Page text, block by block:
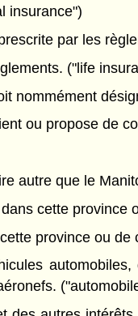
insurance")
par les
("life
nommément
ou propose de
autre que le
cette province
province ou